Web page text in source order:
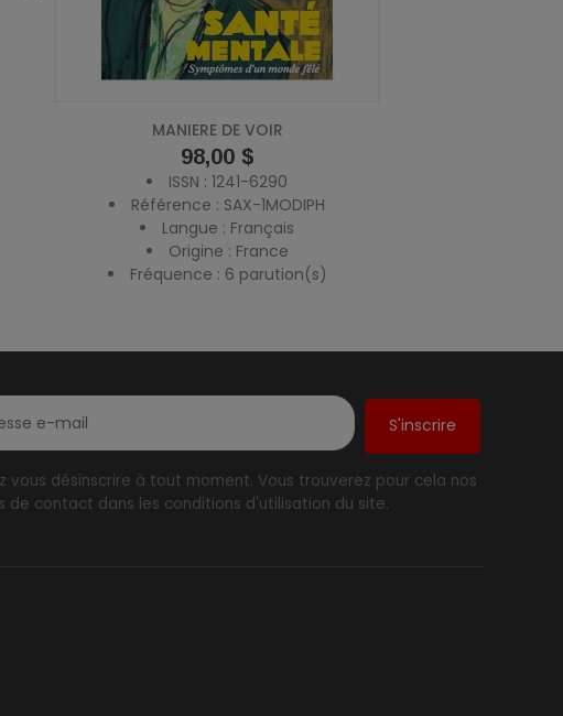
MANIERE DE VOIR
Prix
98,00 $
ISSN : 1241-6290
Référence : SAX-1MODIPH
Langue : Français
Origine : France
Fréquence : 6 parution(s)
vous désinscrire à tout moment. Vous trouverez pour cela nos
de contact dans les conditions d'utilisation du site.